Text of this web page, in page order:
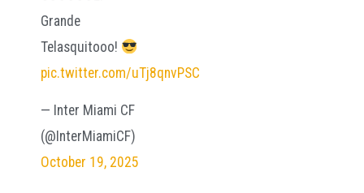
Grande
Telasquitooo!
pic.twitter.com/uTj8qnvPSC
— Inter Miami CF
(@InterMiamiCF)
October 19, 2025